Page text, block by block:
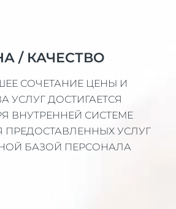
/ КАЧЕСТВО
СОЧЕТАНИЕ ЦЕНЫ И
УСЛУГ ДОСТИГАЕТСЯ
ВНУТРЕННЕЙ СИСТЕМЕ
УСЛУГ
БАЗОЙ ПЕРСОНАЛА